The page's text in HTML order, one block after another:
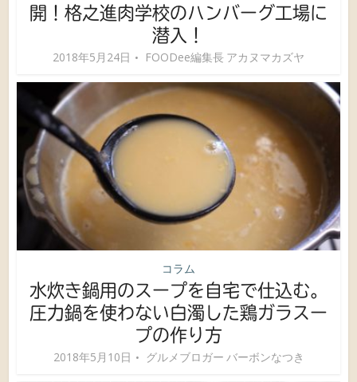
開！格之進肉学校のハンバーグ工場に
潜入！
2018年5月24日 FOODee編集長 アカヌマカズヤ
コラム
水炊き鍋用のスープを自宅で仕込む。
圧力鍋を使わない白濁した鶏ガラスー
プの作り方
2018年5月10日 グルメブロガー バーボンなつき